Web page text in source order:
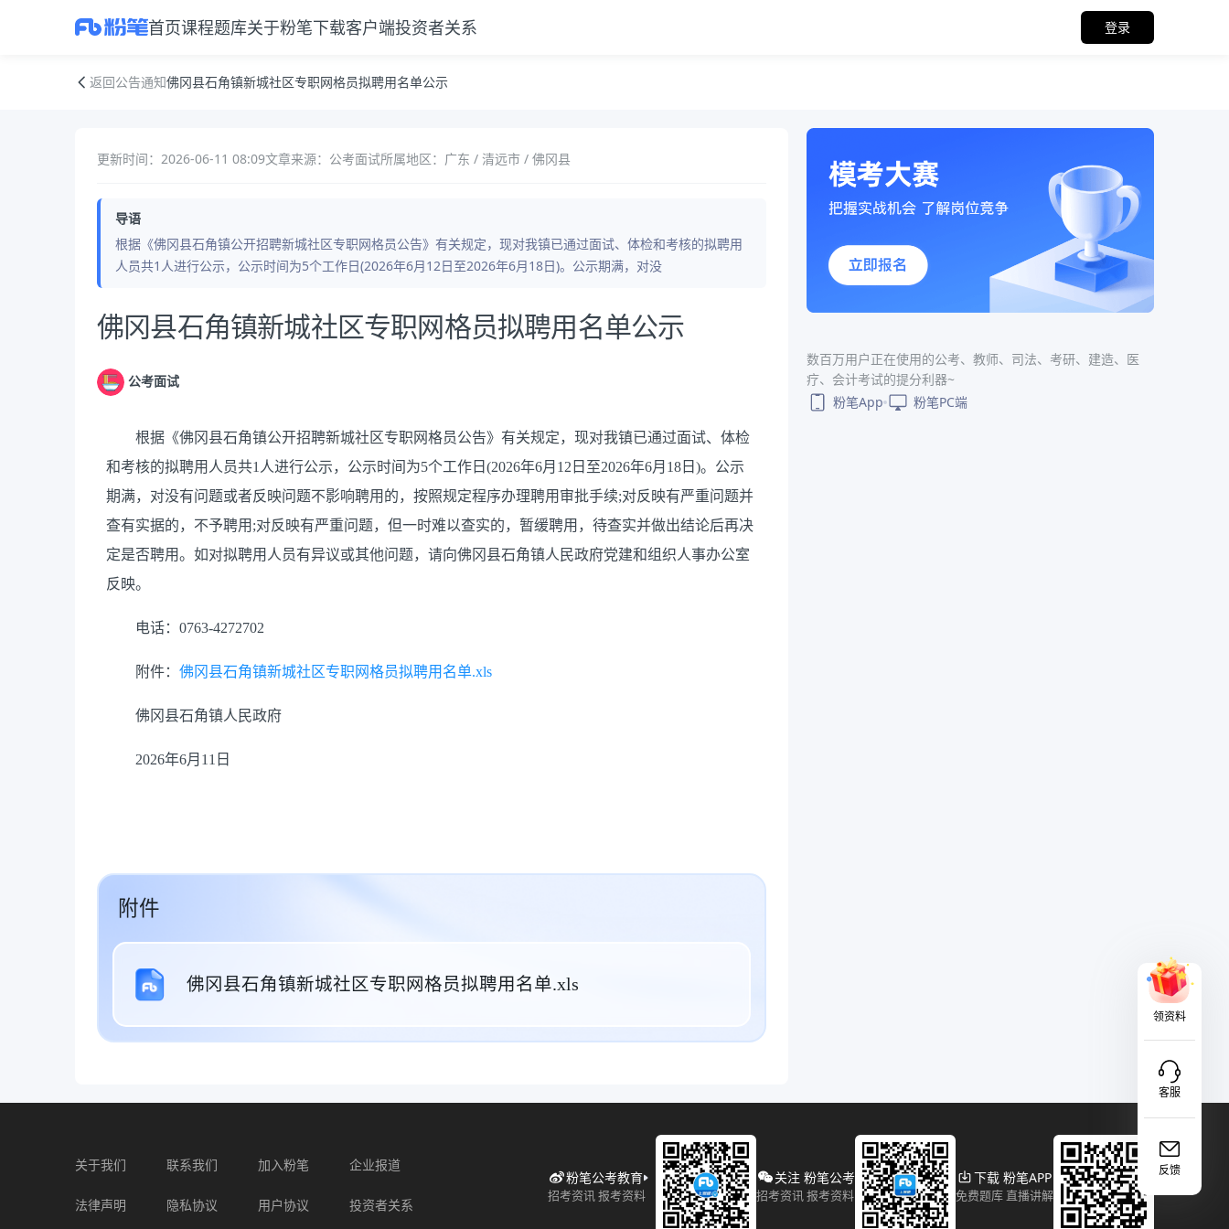
首页课程题库关于粉笔下载客户端投资者关系 登录
返回公告通知佛冈县石角镇新城社区专职网格员拟聘用名单公示
更新时间：2026-06-11 08:09文章来源：公考面试所属地区：广东 / 清远市 / 佛冈县
导语
根据《佛冈县石角镇公开招聘新城社区专职网格员公告》有关规定，现对我镇已通过面试、体检和考核的拟聘用
人员共1人进行公示，公示时间为5个工作日(2026年6月12日至2026年6月18日)。公示期满，对没
公告正文
佛冈县石角镇新城社区专职网格员拟聘用名单公示
公考面试
根据《佛冈县石角镇公开招聘新城社区专职网格员公告》有关规定，现对我镇已通过面试、体检
和考核的拟聘用人员共1人进行公示，公示时间为5个工作日(2026年6月12日至2026年6月18日)。公示
期满，对没有问题或者反映问题不影响聘用的，按照规定程序办理聘用审批手续;对反映有严重问题并
查有实据的，不予聘用;对反映有严重问题，但一时难以查实的，暂缓聘用，待查实并做出结论后再决
定是否聘用。如对拟聘用人员有异议或其他问题，请向佛冈县石角镇人民政府党建和组织人事办公室
反映。
电话：0763-4272702
附件： 佛冈县石角镇新城社区专职网格员拟聘用名单.xls
佛冈县石角镇人民政府
2026年6月11日
附件
佛冈县石角镇新城社区专职网格员拟聘用名单.xls
数百万用户正在使用的公考、教师、司法、考研、建造、医
疗、会计考试的提分利器~
粉笔App
粉笔PC端
领资料
客服
反馈
关于我们 联系我们 加入粉笔 企业报道
法律声明 隐私协议 用户协议 投资者关系
粉笔公考教育
招考资讯 报考资料
关注 粉笔公考
招考资讯 报考资料
下载 粉笔APP
免费题库 直播讲解